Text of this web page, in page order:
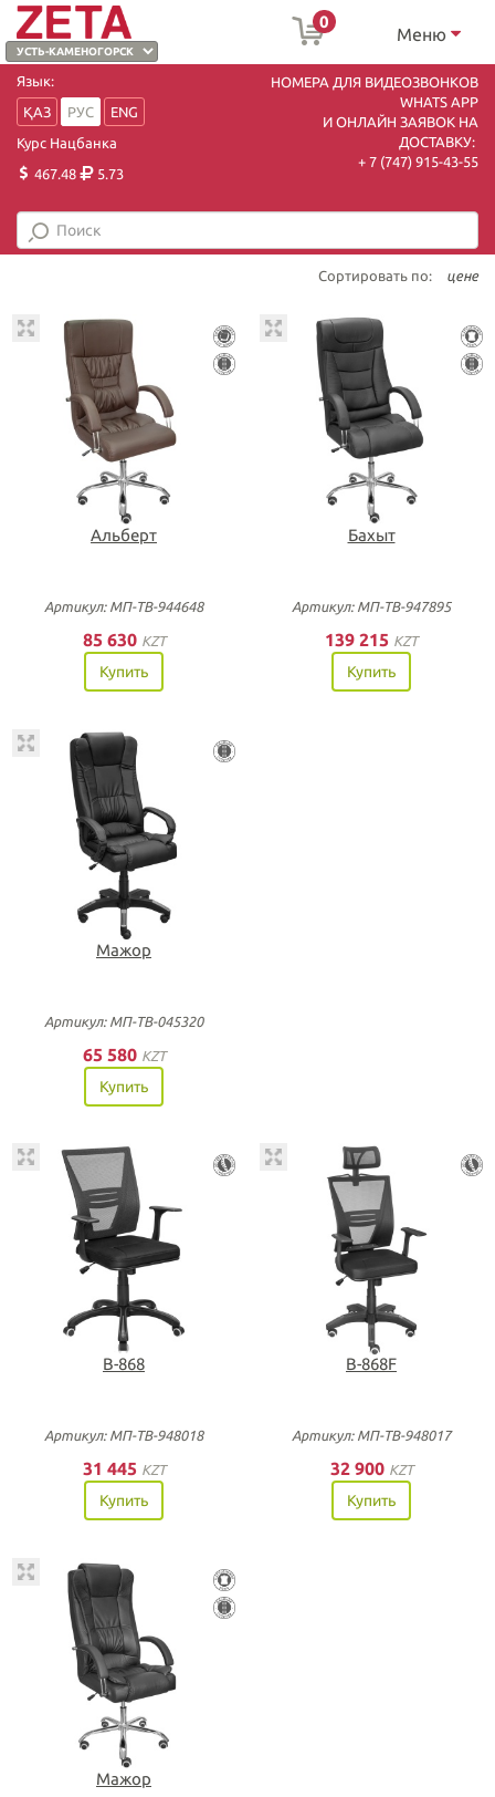
0
Меню
Язык:
ҚАЗ
РУС
ENG
Курс Нацбанка
467.48
5.73
НОМЕРА ДЛЯ ВИДЕОЗВОНКОВ
WHATS APP
И ОНЛАЙН ЗАЯВОК НА
ДОСТАВКУ:
+ 7 (747) 915-43-55
Сортировать по: цене
Альберт
Артикул: МП-ТВ-944648
85 630 KZT
Купить
Бахыт
Артикул: МП-ТВ-947895
139 215 KZT
Купить
Мажор
Артикул: МП-ТВ-045320
65 580 KZT
Купить
B-868
Артикул: МП-ТВ-948018
31 445 KZT
Купить
B-868F
Артикул: МП-ТВ-948017
32 900 KZT
Купить
Мажор